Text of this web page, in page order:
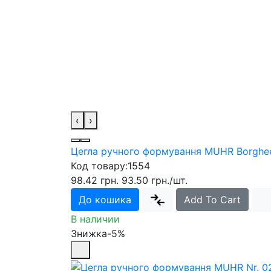
‹ ›
Цегла ручного формування MUHR
Код товару:1554
98.42 грн. 93.50 грн./шт.
До кошика
Add To Cart
В наличии
Знижка-5%